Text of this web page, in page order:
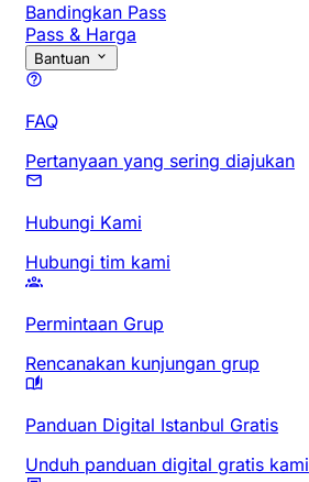
Bandingkan Pass
Pass & Harga
Bantuan
FAQ
Pertanyaan yang sering diajukan
Hubungi Kami
Hubungi tim kami
Permintaan Grup
Rencanakan kunjungan grup
Panduan Digital Istanbul Gratis
Unduh panduan digital gratis kami